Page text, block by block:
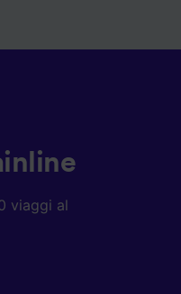
viaggi al